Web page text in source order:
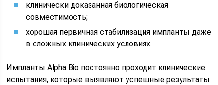
клинически доказанная биологическая
совместимость;
хорошая первичная стабилизация импланты даже
в сложных клинических условиях.
Импланты Alpha Bio постоянно проходит клинические
испытания, которые выявляют успешные результаты